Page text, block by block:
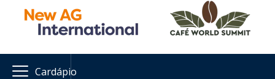
Cardápio